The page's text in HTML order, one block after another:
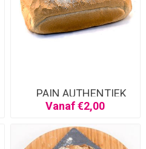
PAIN AUTHENTIEK
Vanaf €2,00